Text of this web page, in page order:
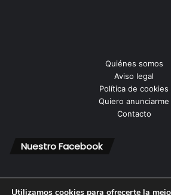
Quiénes somos
Aviso legal
Política de cookies
Quiero anunciarme
Contacto
Nuestro Facebook
Utilizamos cookies para ofrecerte la